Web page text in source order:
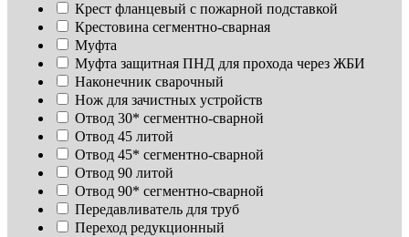
Крест фланцевый с пожарной подставкой
Крестовина сегментно-сварная
Муфта
Муфта защитная ПНД для прохода через ЖБИ
Наконечник сварочный
Нож для зачистных устройств
Отвод 30* сегментно-сварной
Отвод 45 литой
Отвод 45* сегментно-сварной
Отвод 90 литой
Отвод 90* сегментно-сварной
Передавливатель для труб
Переход редукционный